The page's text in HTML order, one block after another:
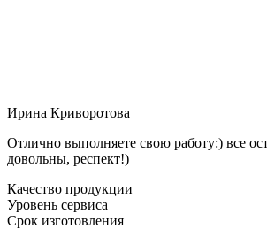
Ирина Криворотова
Отлично выполняете свою работу:) все
довольны, респект!)
Качество продукции
Уровень сервиса
Срок изготовления